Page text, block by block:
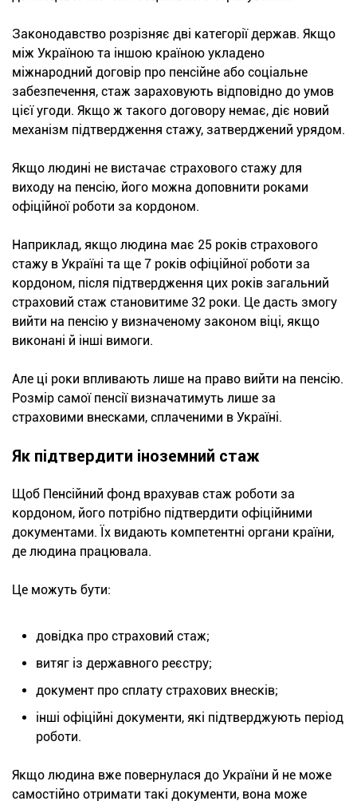
Законодавство розрізняє дві категорії держав. Якщо
між Україною та іншою країною укладено
міжнародний договір про пенсійне або соціальне
забезпечення, стаж зараховують відповідно до умов
цієї угоди. Якщо ж такого договору немає, діє новий
механізм підтвердження стажу, затверджений урядом.
Якщо людині не вистачає страхового стажу для
виходу на пенсію, його можна доповнити роками
офіційної роботи за кордоном.
Наприклад, якщо людина має 25 років страхового
стажу в Україні та ще 7 років офіційної роботи за
кордоном, після підтвердження цих років загальний
страховий стаж становитиме 32 роки. Це дасть змогу
вийти на пенсію у визначеному законом віці, якщо
виконані й інші вимоги.
Але ці роки впливають лише на право вийти на пенсію.
Розмір самої пенсії визначатимуть лише за
страховими внесками, сплаченими в Україні.
Як підтвердити іноземний стаж
Щоб Пенсійний фонд врахував стаж роботи за
кордоном, його потрібно підтвердити офіційними
документами. Їх видають компетентні органи країни,
де людина працювала.
Це можуть бути:
довідка про страховий стаж;
витяг із державного реєстру;
документ про сплату страхових внесків;
інші офіційні документи, які підтверджують період
роботи.
Якщо людина вже повернулася до України й не може
самостійно отримати такі документи, вона може